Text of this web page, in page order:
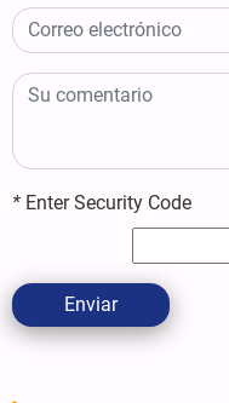
* Enter Security Code
Enviar